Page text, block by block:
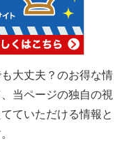
大丈夫？のお得な情
当ページの独自の視
ていただける情報と